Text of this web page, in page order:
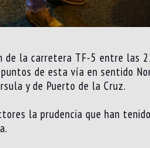
la carretera TF-5 entre las
de esta vía en sentido
y de Puerto de la Cruz.
la prudencia que han